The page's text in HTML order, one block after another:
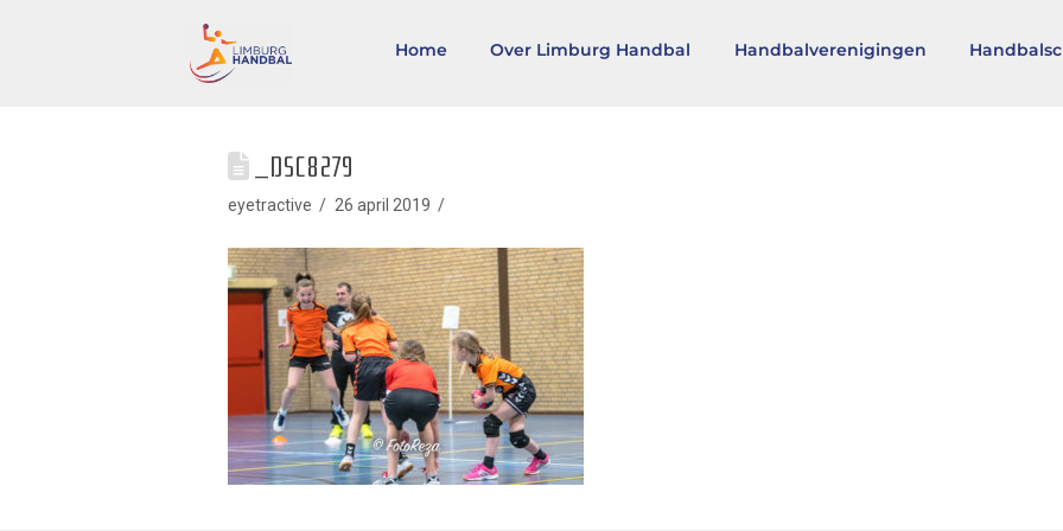
Home Over Limburg Handbal Handbalverenigingen
_DSC8279
eyetractive 26 april 2019